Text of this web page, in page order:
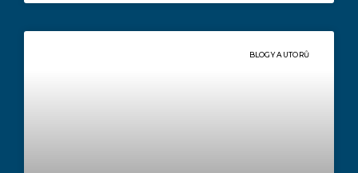
BLOGY AUTORŮ